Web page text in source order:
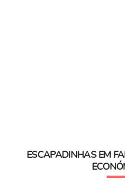
ESCAPADINHAS EM